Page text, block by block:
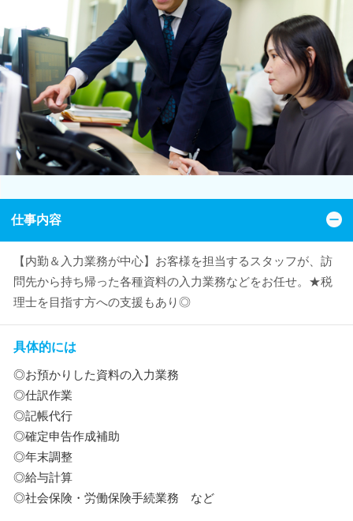
仕事内容
【内勤＆入力業務が中心】お客様を担当するスタッフが、訪
問先から持ち帰った各種資料の入力業務などをお任せ。★税
理士を目指す方への支援もあり◎
具体的には
◎お預かりした資料の入力業務
◎仕訳作業
◎記帳代行
◎確定申告作成補助
◎年末調整
◎給与計算
◎社会保険・労働保険手続業務 など